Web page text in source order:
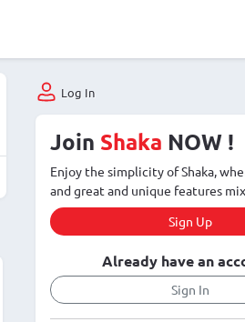
Log In
Join Shaka NOW !
Enjoy the simplicity of Shaka,
and great and unique features
Sign Up
Already have an
Sign In